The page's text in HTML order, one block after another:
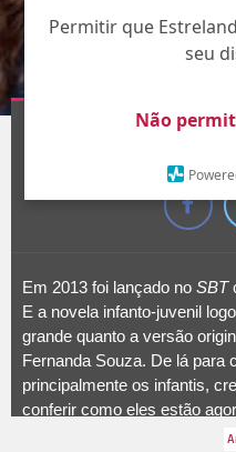
Permitir que
seu
Não
Montagem-
Em 2013 foi lançado no SBT
E a novela infanto-juvenil
grande quanto a versão
Fernanda Souza. De lá para
principalmente os infantis,
conferir como eles estão
1998, Giovanna Grigio